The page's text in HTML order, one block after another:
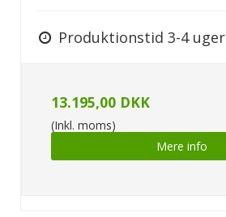
Produktionstid 3-4 uger
13.195,00 DKK
(Inkl. moms)
Mere info